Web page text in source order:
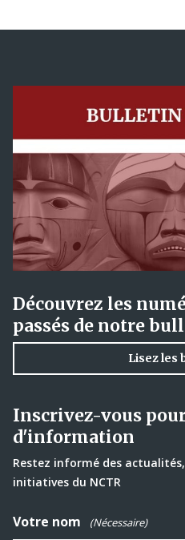
Découvrez les
passés de notre
Lisez les
Inscrivez-vous
d'information
Restez informé des
initiatives du NCTR
Votre nom (Nécessaire)